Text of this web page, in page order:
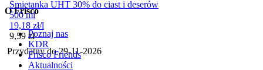
Śmietanka UHT 30% do ciast i deserów
500 ml
19,18 zł/l
Cena
9,59 zł
Przydatny do29-11-2026
O Frisco
Poznaj nas
KDR
Frisco Friends
Aktualności